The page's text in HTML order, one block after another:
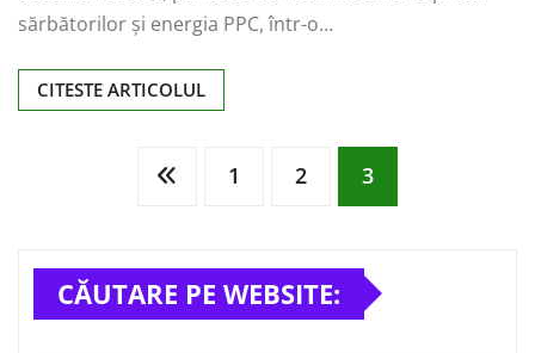
sărbătorilor și energia PPC, într-o…
CITESTE ARTICOLUL
Paginație
articole
1 2 3
CĂUTARE PE WEBSITE: